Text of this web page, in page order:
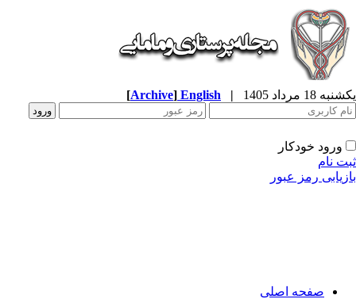
18 مرداد 1405 |
English
[Archive]
ورود خودکار
نام
رمز عبور
صفحه اصلی